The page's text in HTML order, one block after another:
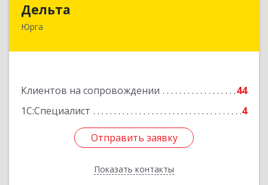
Дельта
Юрга
Клиентов на сопровождении
44
1С:Специалист
4
Отправить заявку
Показать контакты
Отправить заявку
Назад